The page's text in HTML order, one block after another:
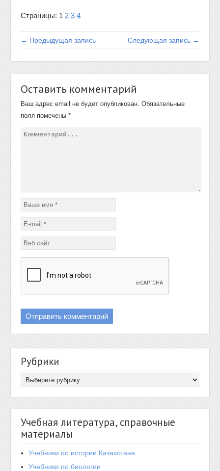
Страницы: 1 2 3 4
← Предыдущая запись Следующая запись →
Оставить комментарий
Ваш адрес email не будет опубликован. Обязательные
поля помечены*
Рубрики
Учебная литература, справочные
материалы
Учебники по истории Казахстана
Учебники по биологии